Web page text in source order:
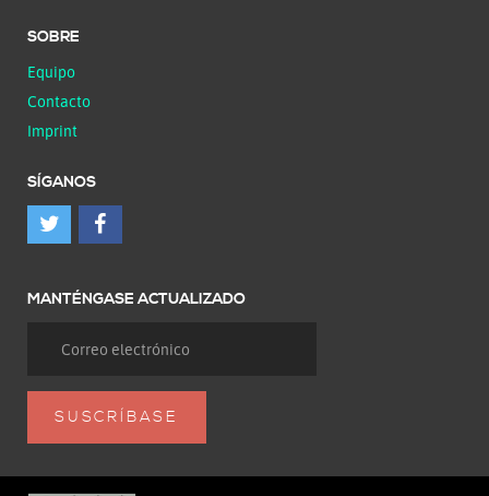
SOBRE
Equipo
Contacto
Imprint
SÍGANOS
MANTÉNGASE ACTUALIZADO